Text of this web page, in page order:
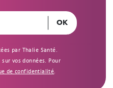
par Thalie Santé.
vos données. Pour
de confidentialité.